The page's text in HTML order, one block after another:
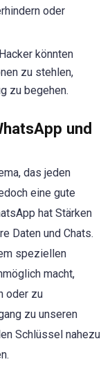
oder
Hacker könnten
zu stehlen,
zu begehen.
und
das jeden
eine gute
hat Stärken
Daten und Chats.
speziellen
macht,
oder zu
zu unseren
Schlüssel nahezu